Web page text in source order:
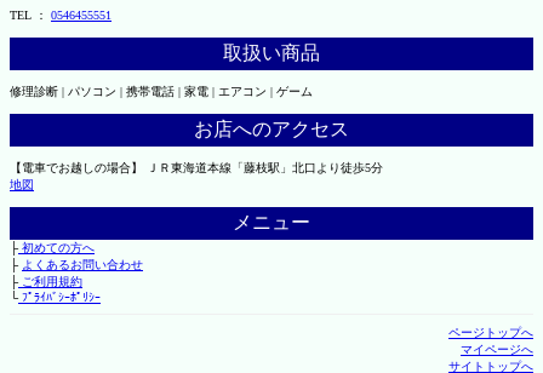
TEL ： 0546455551
取扱い商品
修理診断 | パソコン | 携帯電話 | 家電 | エアコン | ゲーム
お店へのアクセス
【電車でお越しの場合】 ＪＲ東海道本線「藤枝駅」北口より徒歩5分
地図
メニュー
├初めての方へ
├ よくあるお問い合わせ
├ご利用規約
└ﾌﾟﾗｲﾊﾞｼｰﾎﾟﾘｼｰ
ページトップへ
マイページへ
サイトトップへ